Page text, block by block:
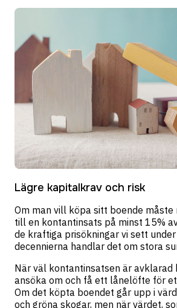
Lägre kapitalkrav och risk
Om man vill köpa sitt boende måste
till en kontantinsats på minst 15%
de kraftiga prisökningar vi sett
decennierna handlar det om stora
När väl kontantinsatsen är avklarad
ansöka om och få ett lånelöfte för
Om det köpta boendet går upp i
och gröna skogar, men när värdet,